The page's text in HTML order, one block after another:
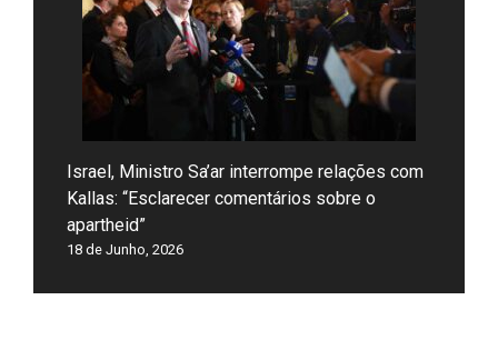
Israel, Ministro Sa’ar interrompe relações com
Kallas: “Esclarecer comentários sobre o
apartheid”
18 de Junho, 2026